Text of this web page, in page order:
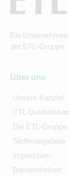
Ein Unternehmen
der ETL-Gruppe
Über uns
Unsere Kanzlei
ETL
Die ETL-Gruppe
Stellenangebote
Impressum
Barrierefreiheit